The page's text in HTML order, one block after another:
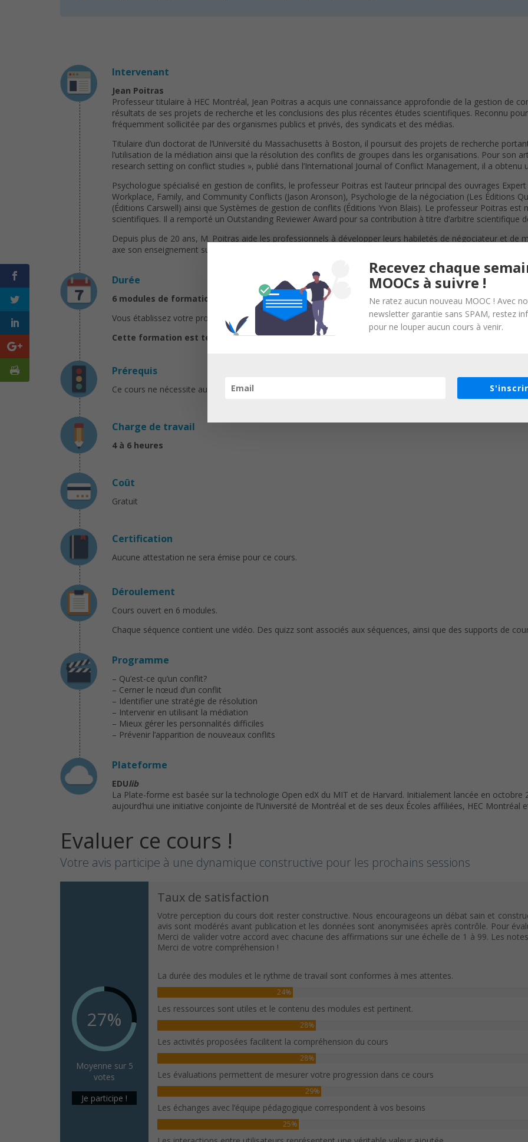
Intervenant
Jean Poitras
Professeur titulaire à HEC Montréal, Jean Poitras a acquis une connaissance approfondie de la gestion de
résultats de ses projets de recherche et les conclusions des plus récentes études scientifiques. Reconnu
fréquemment sollicitée par des organismes publics et privés, des syndicats et des médias.
Titulaire d’un doctorat de l’Université du Massachusetts à Boston, il poursuit des projets de recherche
l’utilisation de la médiation ainsi que la résolution des conflits de groupes dans les organisations. Pour son
research setting on conflict studies », publié dans l’International Journal of Conflict Management, il a obtenu
Psychologue spécialisé en gestion de conflits, le professeur Poitras est l’auteur principal des ouvrages
Workplace, Family, and Community Conflicts (Jason Aronson), Psychologie de la négociation (Les Éditions
(Éditions Carswell) ainsi que Systèmes de gestion de conflits (Éditions Yvon Blais). Le professeur Poitras
scientifiques. Il a remporté un Outstanding Reviewer Award pour sa contribution à titre d’arbitre scientifique
Depuis plus de 20 ans, M. Poitras aide les professionnels à développer leurs habiletés de négociateur et de
axe son enseignement sur l’acquisition de stratégies d’intervention à la fois perspicaces et pratiques.
Durée
6 modules de formation
Vous établissez votre propre calendrier compte tenu du volume de travail pour chacune des séquences.
Cette formation est terminée.
Prérequis
Ce cours ne nécessite aucun prérequis particulier.
Charge de travail
4 à 6 heures
Coût
Gratuit
Certification
Aucune attestation ne sera émise pour ce cours.
Déroulement
Cours ouvert en 6 modules.
Chaque séquence contient une vidéo. Des quizz sont associés aux séquences, ainsi que des supports de
Programme
– Qu’est-ce qu’un conflit?
– Cerner le nœud d’un conflit
– Identifier une stratégie de résolution
– Intervenir en utilisant la médiation
– Mieux gérer les personnalités difficiles
– Prévenir l’apparition de nouveaux conflits
Plateforme
EDUlib
La Plate-forme est basée sur la technologie Open edX du MIT et de Harvard. Initialement lancée en octobre
aujourd’hui une initiative conjointe de l’Université de Montréal et de ses deux Écoles affiliées, HEC Montréal
Evaluer ce cours !
Votre avis participe à une dynamique constructive pour les prochains sessions
27%
Moyenne sur 5
votes
Je participe !
Taux de satisfaction
Votre perception du cours doit rester constructive. Nous encourageons un débat sain et
avis sont modérés avant publication et les données sont anonymisées après contrôle. Pour
Merci de valider votre accord avec chacune des affirmations sur une échelle de 1 à 99. Les
Merci de votre compréhension !
La durée des modules et le rythme de travail sont conformes à mes attentes.
24%
Les ressources sont utiles et le contenu des modules est pertinent.
28%
Les activités proposées facilitent la compréhension du cours
28%
Les évaluations permettent de mesurer votre progression dans ce cours
29%
Les échanges avec l’équipe pédagogique correspondent à vos besoins
25%
Recevez chaque
MOOCs à suivre !
Ne ratez aucun nouveau MOOC ! Avec
newsletter garantie sans SPAM, restez
pour ne louper aucun cours à venir.